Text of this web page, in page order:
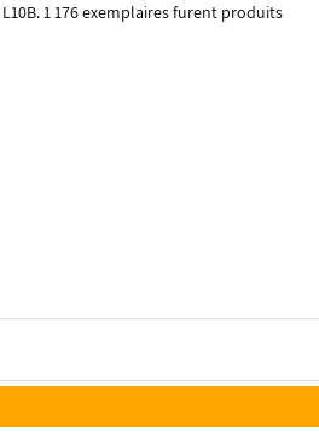
1 176 exemplaires furent produits